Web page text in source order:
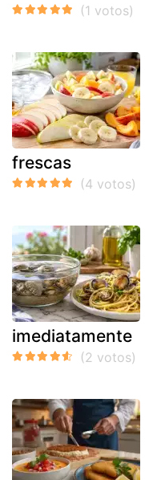
frescas
imediatamente